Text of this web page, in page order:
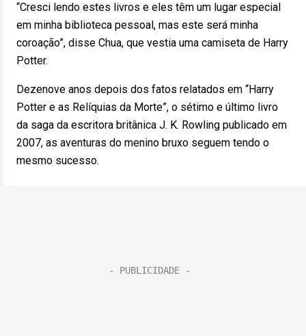
“Cresci lendo estes livros e eles têm um lugar especial
em minha biblioteca pessoal, mas este será minha
coroação”, disse Chua, que vestia uma camiseta de Harry
Potter.
Dezenove anos depois dos fatos relatados em “Harry
Potter e as Relíquias da Morte”, o sétimo e último livro
da saga da escritora britânica J. K. Rowling publicado em
2007, as aventuras do menino bruxo seguem tendo o
mesmo sucesso.